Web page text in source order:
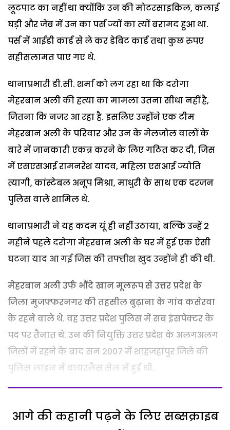
लूटपाट का नहीं था क्योंकि उन की मोटरसाइकिल, कलाई
घड़ी और जेब में उन का पर्स ज्यों का त्यों बरामद हुआ था.
पर्स में आईडी कार्ड से ले कर डेबिट कार्ड तथा कुछ रुपए
सहीसलामत पाए गए थे.
थानाप्रभारी डी.सी. शर्मा को लग रहा था कि दरोगा
मेहरबान अली की हत्या का मामला उतना सीधा नहीं है,
जितना कि नजर आ रहा है. इसलिए उन्होंने एक टीम
मेहरबान अली के परिवार और उन के मेलजोल वालों के
बारे में जानकारी एकत्र करने के लिए गठित कर दी, जिस
में एसएसआई रामनरेश यादव, महिला एसआई ज्योति
त्यागी, कांस्टेबल अनूप मिश्रा, माधुरी के साथ एक दरजन
पुलिस वाले शामिल थे.
थानाप्रभारी ने यह कदम यूं ही नहीं उठाया, बल्कि उन्हें 2
महीने पहले दरोगा मेहरबान अली के घर में हुई एक ऐसी
घटना याद आ गई जिस की तफ्तीश खुद उन्होंने ही की थी.
मेहरबान अली उर्फ भौंदे खान मूलरूप से उत्तर प्रदेश के
जिला मुजफ्फरनगर की तहसील बुढ़ाना के गांव कसेरवा
के रहने वाले थे. वह उत्तर प्रदेश पुलिस में सब इंसपेक्टर के
पद पर तैनात थे. उन की नियुक्ति उत्तर प्रदेश के अलगअलग
जिलों में रहने के बाद सन 2007 में शाहजहांपुर जिले की
पुलिस लाइन में वायरलैस सेल में हुई थी.
आगे की कहानी पढ़ने के लिए सब्सक्राइब